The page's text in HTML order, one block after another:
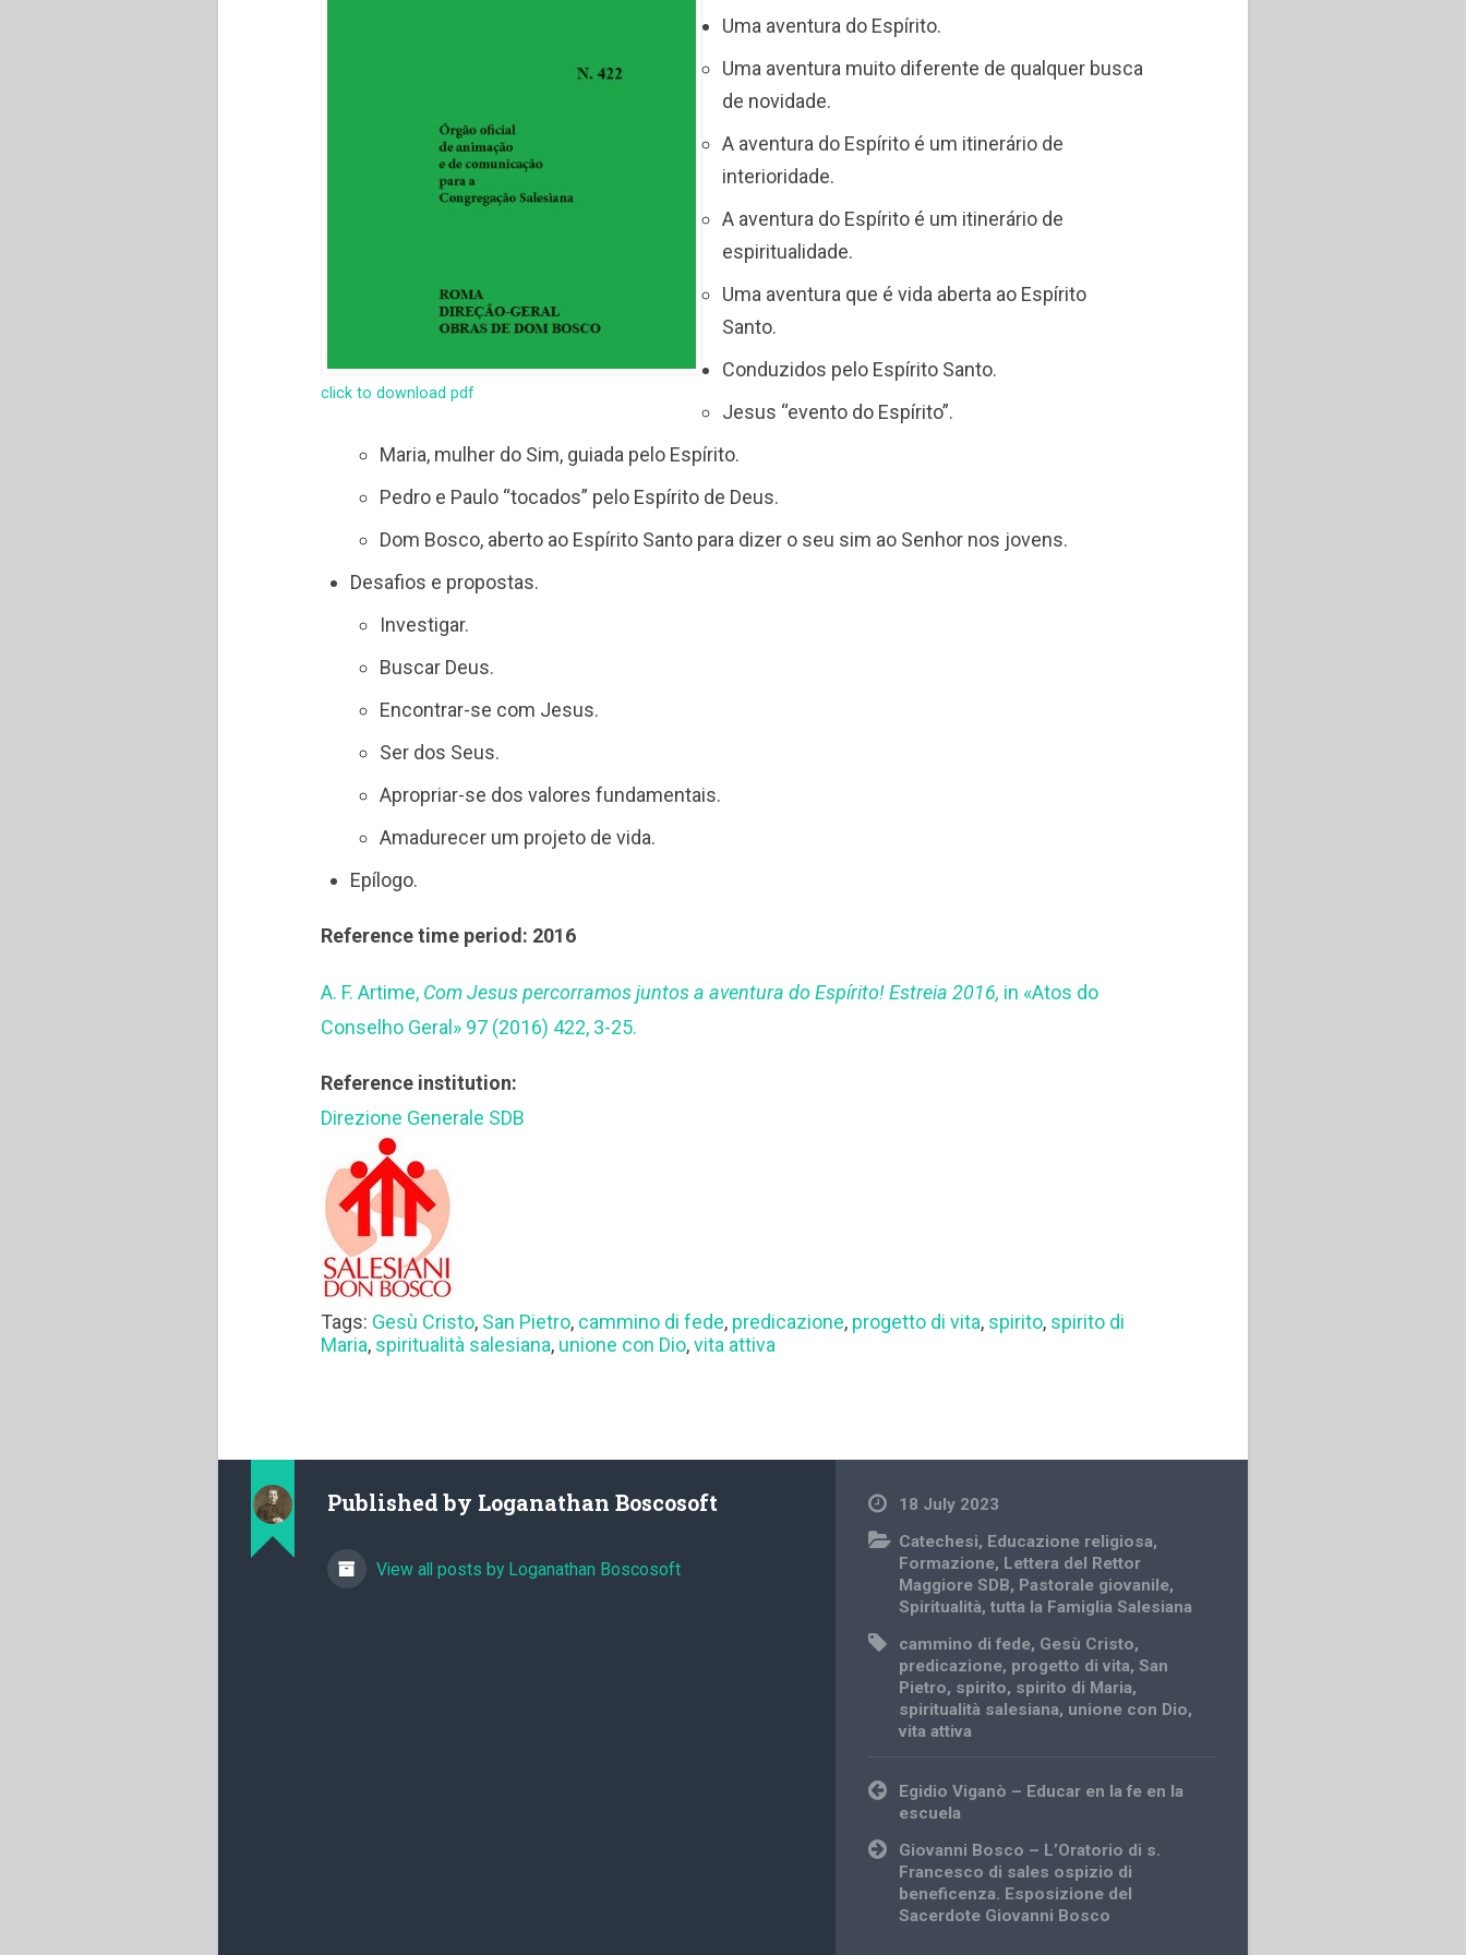
click to download pdf
Uma aventura do Espírito.
Uma aventura muito diferente de qualquer busca
de novidade.
A aventura do Espírito é um itinerário de
interioridade.
A aventura do Espírito é um itinerário de
espiritualidade.
Uma aventura que é vida aberta ao Espírito
Santo.
Conduzidos pelo Espírito Santo.
Jesus “evento do Espírito”.
Maria, mulher do Sim, guiada pelo Espírito.
Pedro e Paulo “tocados” pelo Espírito de Deus.
Dom Bosco, aberto ao Espírito Santo para dizer o seu sim ao Senhor nos jovens.
Desafios e propostas.
Investigar.
Buscar Deus.
Encontrar-se com Jesus.
Ser dos Seus.
Apropriar-se dos valores fundamentais.
Amadurecer um projeto de vida.
Epílogo.
Reference time period: 2016
A. F. Artime, Com Jesus percorramos juntos a aventura do Espírito! Estreia 2016, in «Atos do
Conselho Geral» 97 (2016) 422, 3-25.
Reference institution:
Direzione Generale SDB
Tags: Gesù Cristo, San Pietro, cammino di fede, predicazione, progetto di vita, spirito, spirito di
Maria, spiritualità salesiana, unione con Dio,vita attiva
Published by Loganathan Boscosoft
View all posts by Loganathan Boscosoft
18 July 2023
Catechesi, Educazione religiosa,
Formazione, Lettera del Rettor
Maggiore SDB, Pastorale giovanile,
Spiritualità,tutta la Famiglia Salesiana
cammino di fede, Gesù Cristo,
predicazione, progetto di vita,San
Pietro, spirito, spirito di Maria,
spiritualità salesiana, unione con Dio,
vita attiva
Post
navigation
Egidio Viganò – Educar en la fe en la
escuela
Giovanni Bosco – L’Oratorio di s.
Francesco di sales ospizio di
beneficenza. Esposizione del
Sacerdote Giovanni Bosco